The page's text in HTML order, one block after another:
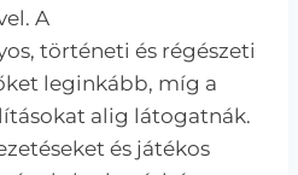
A
történeti és régészeti
leginkább, míg a
alig látogatnák.
és játékos